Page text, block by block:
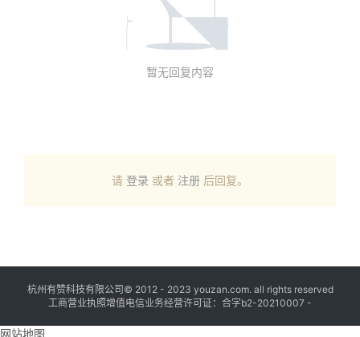
暂无回复内容
请 登录 或者 注册 后回复。
杭州有赞科技有限公司© 2012 - 2023 youzan.com. all rights reserved
工商营业执照增值电信业务经营许可证：合字b2-20210007 -
网站地图